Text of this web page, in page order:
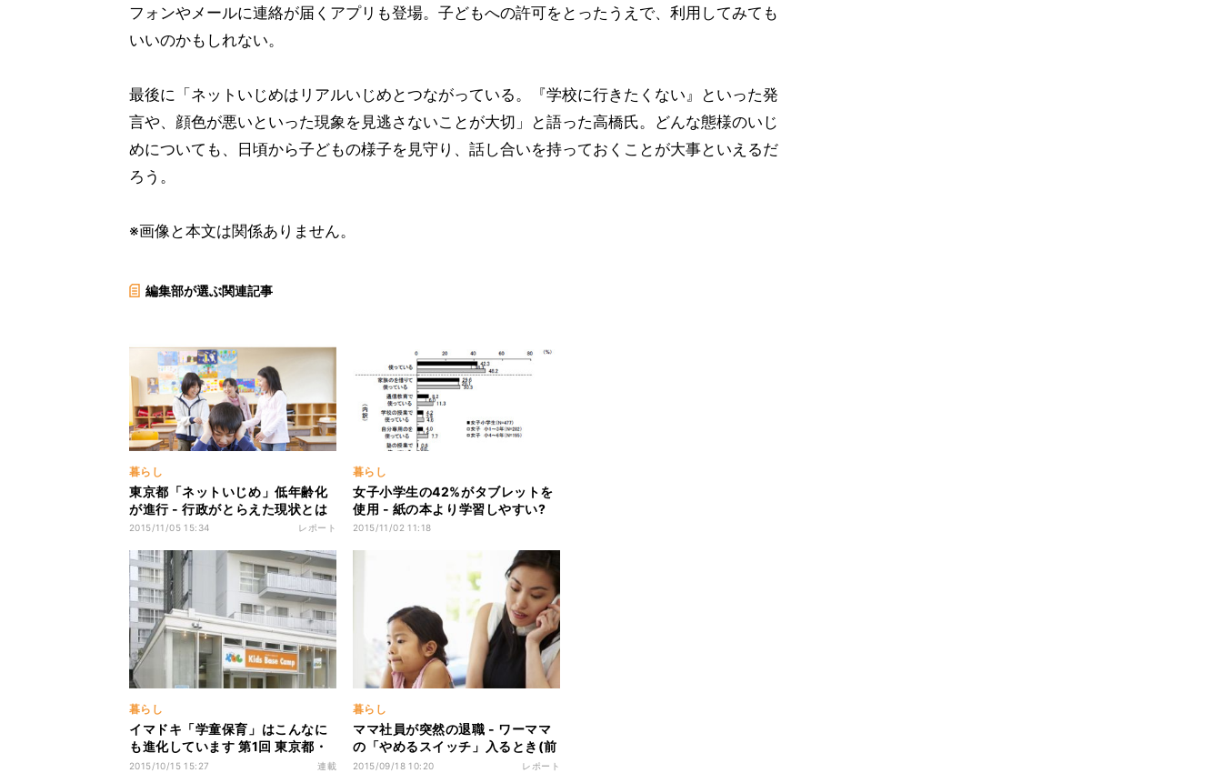
フォンやメールに連絡が届くアプリも登場。子どもへの許可をとったうえで、利用してみても
いいのかもしれない。
最後に「ネットいじめはリアルいじめとつながっている。『学校に行きたくない』といった発
言や、顔色が悪いといった現象を見逃さないことが大切」と語った高橋氏。どんな態様のいじ
めについても、日頃から子どもの様子を見守り、話し合いを持っておくことが大事といえるだ
ろう。
※画像と本文は関係ありません。
編集部が選ぶ関連記事
暮らし
東京都「ネットいじめ」低年齢化
が進行 - 行政がとらえた現状とは
2015/11/05 15:34 レポート
暮らし
女子小学生の42%がタブレットを
使用 - 紙の本より学習しやすい?
2015/11/02 11:18
暮らし
イマドキ「学童保育」はこんなに
も進化しています 第1回 東京都・
東雲「キッズベースキャンプ」に
2015/10/15 15:27 連載
暮らし
ママ社員が突然の退職 - ワーママ
の「やめるスイッチ」入るとき(前
編)
2015/09/18 10:20 レポート